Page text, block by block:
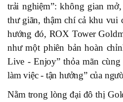
trải nghiệm”: không gian
thư giãn, thậm chí cả khu vui
hướng đó, ROX Tower
như một phiên bản hoàn
Live - Enjoy” thỏa mãn cùng
làm việc - tận hưởng” của
Nằm trong lòng đại đô thị